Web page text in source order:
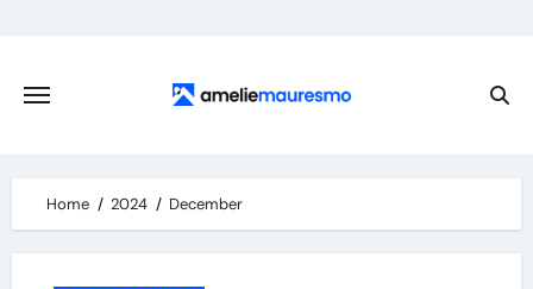
content
Home 2024 December